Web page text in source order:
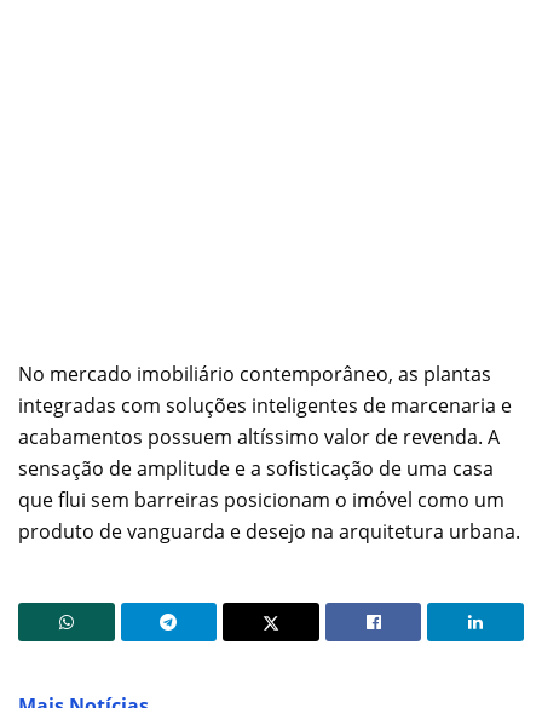
No mercado imobiliário contemporâneo, as plantas
integradas com soluções inteligentes de marcenaria e
acabamentos possuem altíssimo valor de revenda. A
sensação de amplitude e a sofisticação de uma casa
que flui sem barreiras posicionam o imóvel como um
produto de vanguarda e desejo na arquitetura urbana.